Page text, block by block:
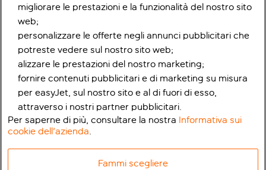
migliorare le prestazioni e la funzionalità del nostro sito
web;
personalizzare le offerte negli annunci pubblicitari che
potreste vedere sul nostro sito web;
alizzare le prestazioni del nostro marketing;
fornire contenuti pubblicitari e di marketing su misura
per easyJet, sul nostro sito e al di fuori di esso,
attraverso i nostri partner pubblicitari.
Per saperne di più, consultare la nostra Informativa sui
cookie dell'azienda.
Fammi scegliere